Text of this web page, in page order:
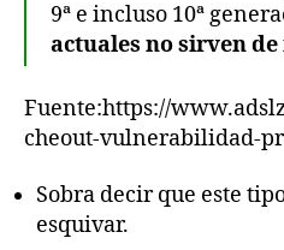
9ª e incluso 10ª
actuales no sirven de
Fuente:https://
cheout-vulnerabilidad-
Sobra decir que este
esquivar.